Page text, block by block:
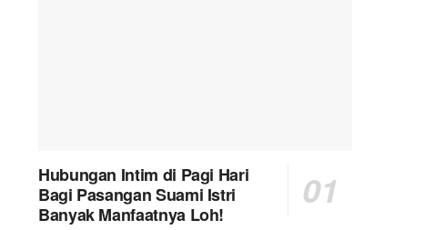
Hubungan Intim di Pagi Hari
Bagi Pasangan Suami Istri
Banyak Manfaatnya Loh!